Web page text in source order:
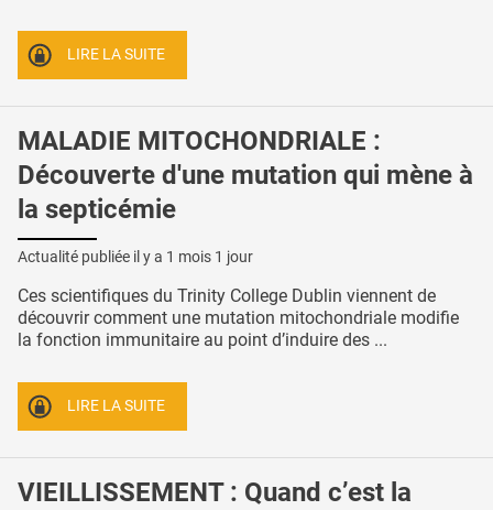
LIRE LA SUITE
MALADIE MITOCHONDRIALE :
Découverte d'une mutation qui mène à
la septicémie
Actualité publiée il y a 1 mois 1 jour
Ces scientifiques du Trinity College Dublin viennent de
découvrir comment une mutation mitochondriale modifie
la fonction immunitaire au point d’induire des ...
LIRE LA SUITE
VIEILLISSEMENT : Quand c’est la